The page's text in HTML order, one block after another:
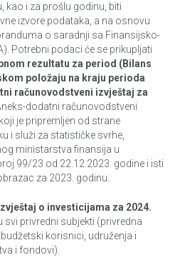
kao i za prošlu godinu, biti
izvore podataka, a na osnovu
o saradnji sa Finansijsko-
Potrebni podaci će se prikupljati
rezultatu za period (Bilans
položaju na kraju perioda
računovodstveni izvještaj za
dodatni računovodstveni
je pripremljen od strane
i služi za statističke svrhe,
ministarstva finansija u
99/23 od 22.12.2023. godine i isti
za 2023. godinu.
o investicijama za 2024.
svi privredni subjekti (privredna
korisnici, udruženja i
i fondovi).